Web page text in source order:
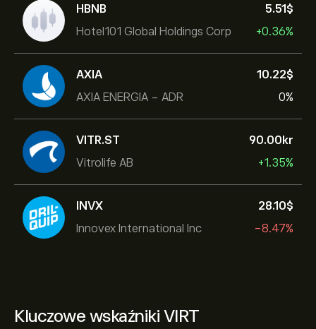
HBNB
Hotel101 Global Holdings Corp
5.51‎$‎
+0.36%
AXIA
AXIA ENERGIA - ADR
10.22‎$‎
0%
VITR.ST
Vitrolife AB
90.00‎kr‎
+1.35%
INVX
Innovex International Inc
28.10‎$‎
-8.47%
Kluczowe wskaźniki VIRT